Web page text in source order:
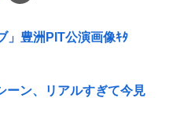
豊洲PIT公演画像ｷﾀ
ーン、リアルすぎて今見